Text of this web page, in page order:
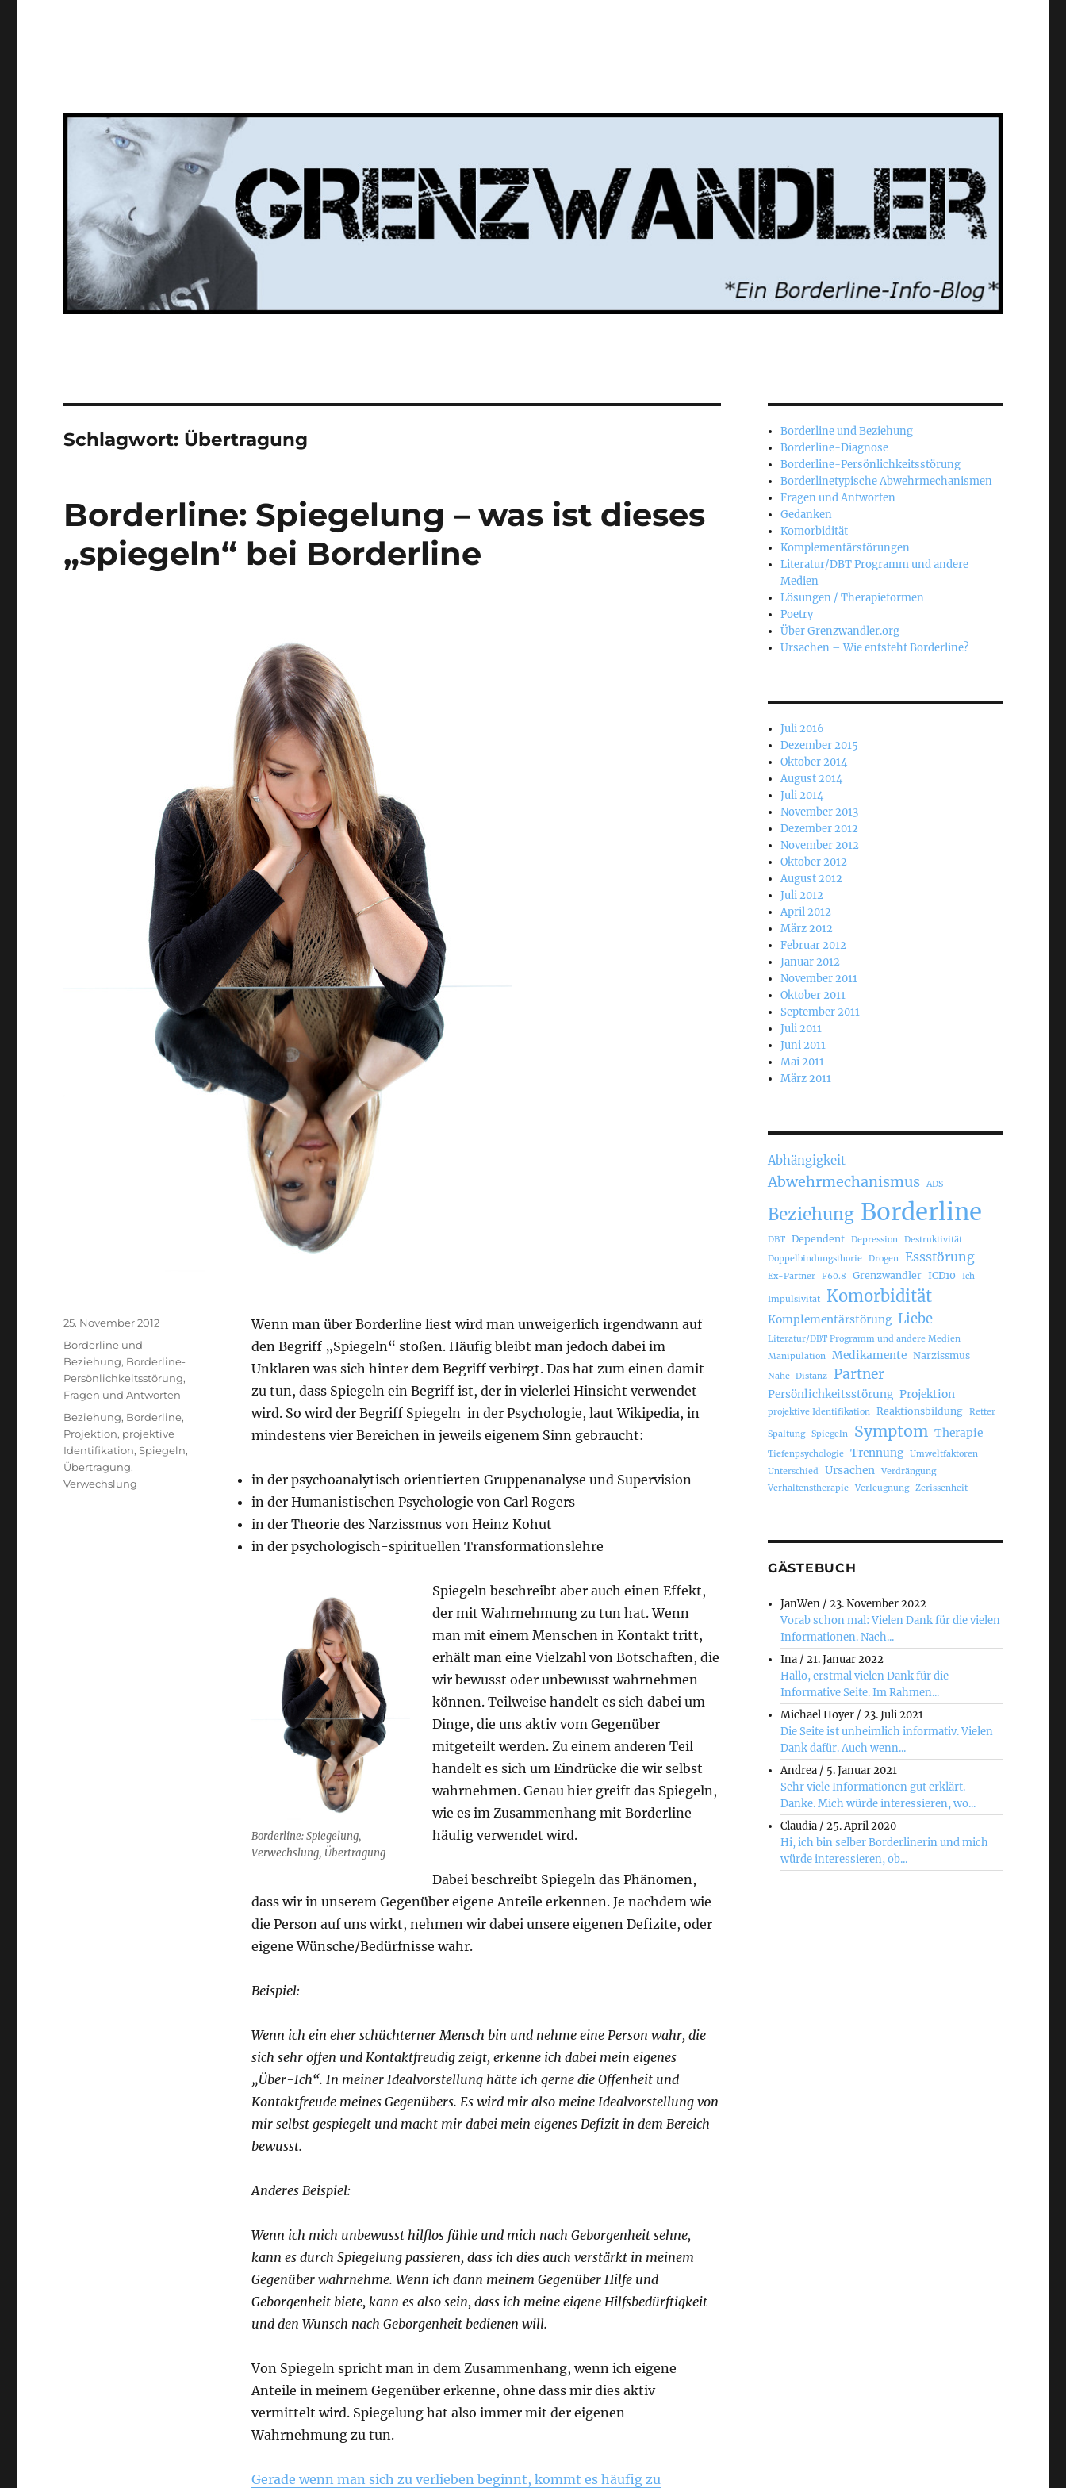
Schlagwort: Übertragung
Borderline: Spiegelung – was ist dieses
„spiegeln“ bei Borderline
Wenn man über Borderline liest wird man unweigerlich irgendwann auf
den Begriff „Spiegeln“ stoßen. Häufig bleibt man jedoch dabei im
Unklaren was sich hinter dem Begriff verbirgt. Das hat zum einen damit
zu tun, dass Spiegeln ein Begriff ist, der in vielerlei Hinsicht verwendet
wird. So wird der Begriff Spiegeln in der Psychologie, laut Wikipedia, in
mindestens vier Bereichen in jeweils eigenem Sinn gebraucht:
in der psychoanalytisch orientierten Gruppenanalyse und Supervision
in der Humanistischen Psychologie von Carl Rogers
in der Theorie des Narzissmus von Heinz Kohut
in der psychologisch-spirituellen Transformationslehre
Borderline: Spiegelung,
Verwechslung, Übertragung
Spiegeln beschreibt aber auch einen Effekt,
der mit Wahrnehmung zu tun hat. Wenn
man mit einem Menschen in Kontakt tritt,
erhält man eine Vielzahl von Botschaften, die
wir bewusst oder unbewusst wahrnehmen
können. Teilweise handelt es sich dabei um
Dinge, die uns aktiv vom Gegenüber
mitgeteilt werden. Zu einem anderen Teil
handelt es sich um Eindrücke die wir selbst
wahrnehmen. Genau hier greift das Spiegeln,
wie es im Zusammenhang mit Borderline
häufig verwendet wird.
Dabei beschreibt Spiegeln das Phänomen,
dass wir in unserem Gegenüber eigene Anteile erkennen. Je nachdem wie
die Person auf uns wirkt, nehmen wir dabei unsere eigenen Defizite, oder
eigene Wünsche/Bedürfnisse wahr.
Beispiel:
Wenn ich ein eher schüchterner Mensch bin und nehme eine Person wahr, die
sich sehr offen und Kontaktfreudig zeigt, erkenne ich dabei mein eigenes
„Über-Ich“. In meiner Idealvorstellung hätte ich gerne die Offenheit und
Kontaktfreude meines Gegenübers. Es wird mir also meine Idealvorstellung von
mir selbst gespiegelt und macht mir dabei mein eigenes Defizit in dem Bereich
bewusst.
Anderes Beispiel:
Wenn ich mich unbewusst hilflos fühle und mich nach Geborgenheit sehne,
kann es durch Spiegelung passieren, dass ich dies auch verstärkt in meinem
Gegenüber wahrnehme. Wenn ich dann meinem Gegenüber Hilfe und
Geborgenheit biete, kann es also sein, dass ich meine eigene Hilfsbedürftigkeit
und den Wunsch nach Geborgenheit bedienen will.
Von Spiegeln spricht man in dem Zusammenhang, wenn ich eigene
Anteile in meinem Gegenüber erkenne, ohne dass mir dies aktiv
vermittelt wird. Spiegelung hat also immer mit der eigenen
Wahrnehmung zu tun.
Gerade wenn man sich zu verlieben beginnt, kommt es häufig zu
Veröffentlicht
25. November 2012
Kategorien
Borderline und
Beziehung, Borderline-
Persönlichkeitsstörung,
Fragen und Antworten
Schlagwörter
Beziehung, Borderline,
Projektion, projektive
Identifikation,Spiegeln,
Übertragung,
Verwechslung
Borderline und Beziehung
Borderline-Diagnose
Borderline-Persönlichkeitsstörung
Borderlinetypische Abwehrmechanismen
Fragen und Antworten
Gedanken
Komorbidität
Komplementärstörungen
Literatur/DBT Programm und andere
Medien
Lösungen / Therapieformen
Poetry
Über Grenzwandler.org
Ursachen – Wie entsteht Borderline?
Juli 2016
Dezember 2015
Oktober 2014
August 2014
Juli 2014
November 2013
Dezember 2012
November 2012
Oktober 2012
August 2012
Juli 2012
April 2012
März 2012
Februar 2012
Januar 2012
November 2011
Oktober 2011
September 2011
Juli 2011
Juni 2011
Mai 2011
März 2011
Abhängigkeit
Abwehrmechanismus ADS
Beziehung Borderline
DBT Dependent Depression
Destruktivität
Doppelbindungsthorie
Drogen Essstörung
Ex-Partner F60.8 Grenzwandler ICD10 Ich
Impulsivität Komorbidität
Komplementärstörung Liebe
Literatur/DBT Programm und andere Medien
Manipulation
Medikamente Narzissmus
Nähe-Distanz Partner
Persönlichkeitsstörung Projektion
projektive Identifikation Reaktionsbildung Retter
Spaltung Spiegeln Symptom Therapie
Tiefenpsychologie Trennung
Umweltfaktoren
Unterschied
Ursachen
Verdrängung
Verhaltenstherapie
Verleugnung Zerissenheit
GÄSTEBUCH
JanWen /23. November 2022
Vorab schon mal: Vielen Dank für die vielen
Informationen. Nach...
Ina /21. Januar 2022
Hallo, erstmal vielen Dank für die
Informative Seite. Im Rahmen...
Michael Hoyer /23. Juli 2021
Die Seite ist unheimlich informativ. Vielen
Dank dafür. Auch wenn...
Andrea / 5. Januar 2021
Sehr viele Informationen gut erklärt.
Danke. Mich würde interessieren, wo...
Claudia /25. April 2020
Hi, ich bin selber Borderlinerin und mich
würde interessieren, ob...